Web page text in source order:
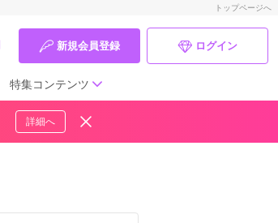
トップページへ
新規会員登録 ログイン
特集コンテンツ
個性的振袖コーディネート特集
詳細へ